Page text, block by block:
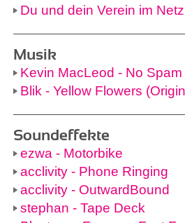
Du und dein Verein im
Musik
Kevin MacLeod - No
Blik - Yellow Flowers
Soundeffekte
ezwa - Motorbike
acclivity - Phone Ringing
acclivity - OutwardBound
stephan - Tape Deck